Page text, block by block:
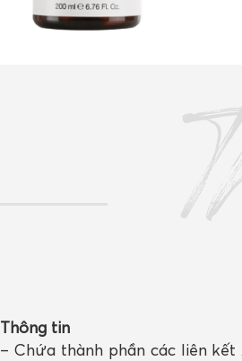
Thông tin
– Chứa thành phần các liên